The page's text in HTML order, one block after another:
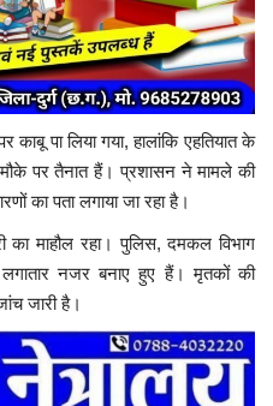
पा लिया गया, हालांकि एहतियात के
पर तैनात हैं। प्रशासन ने मामले की
का पता लगाया जा रहा है।
माहौल रहा। पुलिस, दमकल विभाग
नजर बनाए हुए हैं। मृतकों की
जारी है।